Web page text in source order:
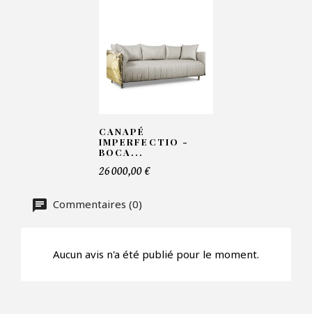
CANAPÉ
IMPERFECTIO -
BOCA...
26 000,00 €
Commentaires (0)
Aucun avis n'a été publié pour le moment.